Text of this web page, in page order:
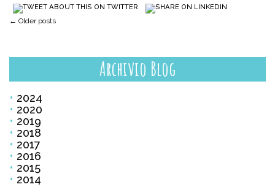
Post navigation
← Older posts
Archivio Blog
2024
2020
2019
2018
2017
2016
2015
2014